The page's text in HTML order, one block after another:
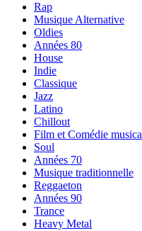
Rap
Musique Alternative
Oldies
Années 80
House
Indie
Classique
Jazz
Latino
Chillout
Film et Comédie
Soul
Années 70
Musique traditionnelle
Reggaeton
Années 90
Trance
Heavy Metal